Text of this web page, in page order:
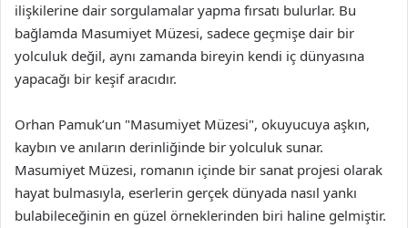
ilişkilerine dair sorgulamalar yapma fırsatı bulurlar. Bu
bağlamda Masumiyet Müzesi, sadece geçmişe dair bir
yolculuk değil, aynı zamanda bireyin kendi iç dünyasına
yapacağı bir keşif aracıdır.
Orhan Pamuk’un "Masumiyet Müzesi", okuyucuya aşkın,
kaybın ve anıların derinliğinde bir yolculuk sunar.
Masumiyet Müzesi, romanın içinde bir sanat projesi olarak
hayat bulmasıyla, eserlerin gerçek dünyada nasıl yankı
bulabileceğinin en güzel örneklerinden biri haline gelmiştir.